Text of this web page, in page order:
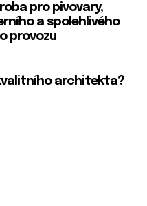
pro pivovary,
a spolehlivého
provozu
architekta?